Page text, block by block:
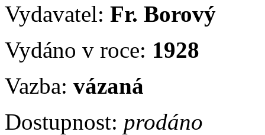
Vydavatel: Fr. Borový
Vydáno v roce: 1928
Vazba: vázaná
Dostupnost: prodáno